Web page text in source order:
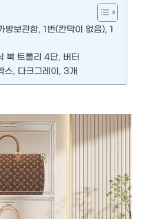
방보관함, 1번(칸막이 없음), 1
북 트롤리 4단, 버터
스, 다크그레이, 3개